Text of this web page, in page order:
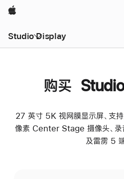
Apple
Studio Display
购买
27 英寸 5K 视网膜显示屏、支
像素 Center Stage 摄像头、录
及雷雳 5 端